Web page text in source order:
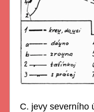
C. jevy severního